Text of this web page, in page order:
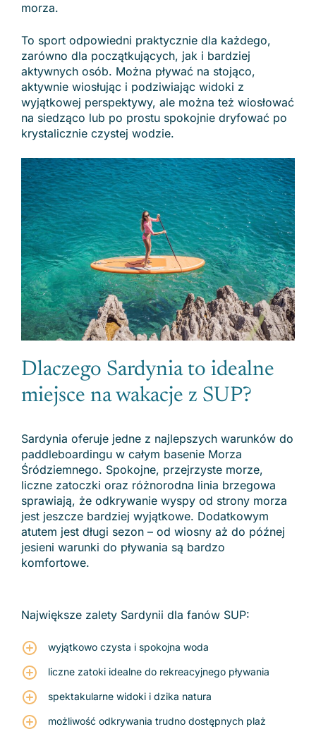
morza.
To sport odpowiedni praktycznie dla każdego,
zarówno dla początkujących, jak i bardziej
aktywnych osób. Można pływać na stojąco,
aktywnie wiosłując i podziwiając widoki z
wyjątkowej perspektywy, ale można też wiosłować
na siedząco lub po prostu spokojnie dryfować po
krystalicznie czystej wodzie.
Dlaczego Sardynia to idealne
miejsce na wakacje z SUP?
Sardynia oferuje jedne z najlepszych warunków do
paddleboardingu w całym basenie Morza
Śródziemnego. Spokojne, przejrzyste morze,
liczne zatoczki oraz różnorodna linia brzegowa
sprawiają, że odkrywanie wyspy od strony morza
jest jeszcze bardziej wyjątkowe. Dodatkowym
atutem jest długi sezon – od wiosny aż do późnej
jesieni warunki do pływania są bardzo
komfortowe.
Największe zalety Sardynii dla fanów SUP:
wyjątkowo czysta i spokojna woda
liczne zatoki idealne do rekreacyjnego pływania
spektakularne widoki i dzika natura
możliwość odkrywania trudno dostępnych plaż